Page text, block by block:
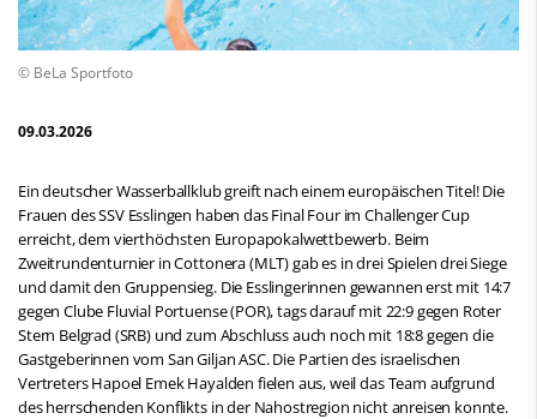
© BeLa Sportfoto
09.03.2026
Ein deutscher Wasserballklub greift nach einem europäischen Titel! Die
Frauen des SSV Esslingen haben das Final Four im Challenger Cup
erreicht, dem vierthöchsten Europapokalwettbewerb. Beim
Zweitrundenturnier in Cottonera (MLT) gab es in drei Spielen drei Siege
und damit den Gruppensieg. Die Esslingerinnen gewannen erst mit 14:7
gegen Clube Fluvial Portuense (POR), tags darauf mit 22:9 gegen Roter
Stern Belgrad (SRB) und zum Abschluss auch noch mit 18:8 gegen die
Gastgeberinnen vom San Giljan ASC. Die Partien des israelischen
Vertreters Hapoel Emek Hayalden fielen aus, weil das Team aufgrund
des herrschenden Konflikts in der Nahostregion nicht anreisen konnte.